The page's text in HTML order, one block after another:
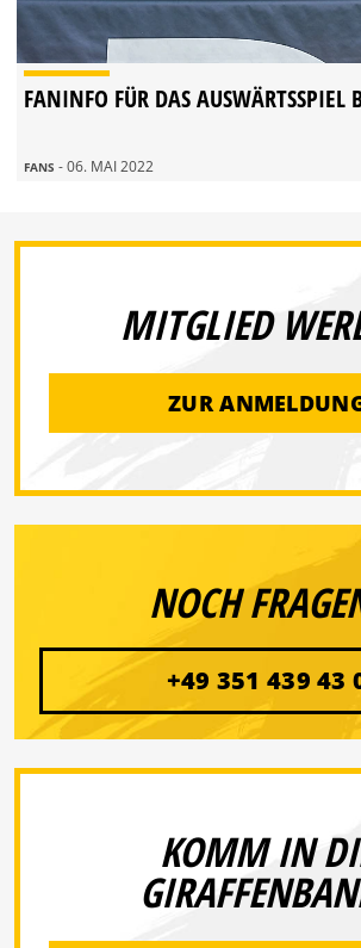
FANINFO FÜR DAS AUSWÄRTSSPIEL
FANS - 06. MAI 2022
MITGLIED
ZUR
NOCH
+49 351 439 43
KOMM IN